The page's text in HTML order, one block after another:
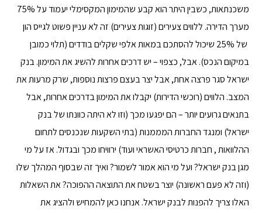
משכנתאות, כשבין היתר הוא קבע שהמימון המקסימלי יעמוד על 75%
מערך הדירה. ללווים צעירים (זוגות צעירים) זה לא עניין פשוט לגייס הון
של 25% שיכול להסתכם במאות אלפי שקלים בודדים (תלוי כמובן
במיקום הנכס). אבל, כצפוי – יש דרכים אחרות להשיג את המימון. בנק
ישראל סגר פרצה אחת, אבל יצר בעצם פרצות נוספות, שרק מרעות את
המצב. הלווים (רוכשי הדירות) יקבלו את המימון בדרכים אחרות, אבל
בתנאים גרועים יותר – הם יפגעו מכך (וזו לא היתה כוונתו של בנק
ישראל) ומנגד החברות המממנות (בתי השקעות שנכנסים לתחום
ההלוואות , חברות כרטיסי האשראי ועוד) ירוויחו מכך ובגדול. אז על מי
מגן בנק ישראל? ועל מי הוא אמור לשמור? ואיך זה שבסוף המהלך שלו
(וזה לא פעם ראשונה) יוצר בשטח את התוצאה ההפוכה? את השאלות
האלו צריך להפנות לבנק ישראל. אנחנו כאן להמחיש ולהציג את